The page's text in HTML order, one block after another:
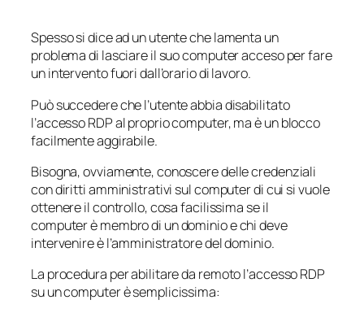
Spesso si dice ad un utente che lamenta un
problema di lasciare il suo computer acceso per fare
un intervento fuori dall’orario di lavoro.
Può succedere che l’utente abbia disabilitato
l’accesso RDP al proprio computer, ma è un blocco
facilmente aggirabile.
Bisogna, ovviamente, conoscere delle credenziali
con diritti amministrativi sul computer di cui si vuole
ottenere il controllo, cosa facilissima se il
computer è membro di un dominio e chi deve
intervenire è l’amministratore del dominio.
La procedura per abilitare da remoto l’accesso RDP
su un computer è semplicissima: